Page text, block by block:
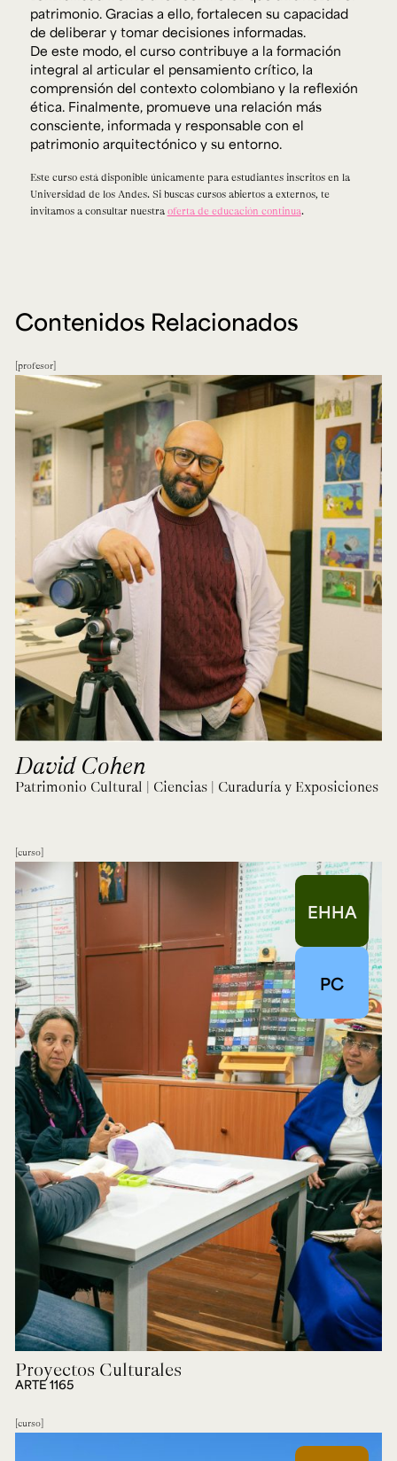
patrimonio. Gracias a ello, fortalecen su capacidad
de deliberar y tomar decisiones informadas.
De este modo, el curso contribuye a la formación
integral al articular el pensamiento crítico, la
comprensión del contexto colombiano y la reflexión
ética. Finalmente, promueve una relación más
consciente, informada y responsable con el
patrimonio arquitectónico y su entorno.
Este curso está disponible únicamente para estudiantes inscritos en la
Universidad de los Andes. Si buscas cursos abiertos a externos, te
invitamos a consultar nuestra oferta de educación continua.
Contenidos Relacionados
profesor
David Cohen
Patrimonio Cultural | Ciencias | Curaduría y Exposiciones
curso
EHHA
PC
Proyectos Culturales
ARTE 1165
curso